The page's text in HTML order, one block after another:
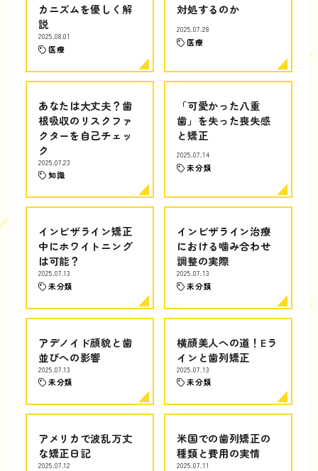
カニズムを優しく解
説
2025.08.01
医療
対処するのか
2025.07.28
医療
あなたは大丈夫？歯
根吸収のリスクファ
クターを自己チェッ
ク
2025.07.23
知識
「可愛かった八重
歯」を失った喪失感
と矯正
2025.07.14
未分類
インビザライン矯正
中にホワイトニング
は可能？
2025.07.13
未分類
インビザライン治療
における噛み合わせ
調整の実際
2025.07.13
未分類
アデノイド顔貌と歯
並びへの影響
2025.07.13
未分類
横顔美人への道！Eラ
インと歯列矯正
2025.07.13
未分類
アメリカで波乱万丈
な矯正日記
2025.07.12
米国での歯列矯正の
種類と費用の実情
2025.07.11